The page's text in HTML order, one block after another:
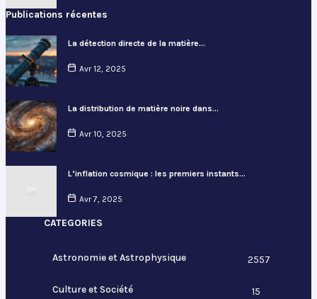
Publications récentes
La détection directe de la matière…
Avr 12, 2025
La distribution de matière noire dans…
Avr 10, 2025
L’inflation cosmique : les premiers instants…
Avr 7, 2025
CATEGORIES
Astronomie et Astrophysique 2557
Culture et Société 15